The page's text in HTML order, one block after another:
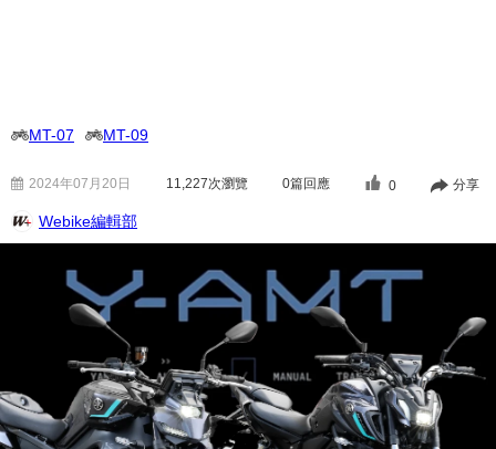
MT-07 MT-09
2024年07月20日 11,227次瀏覽 0篇回應 0 分享
Webike編輯部